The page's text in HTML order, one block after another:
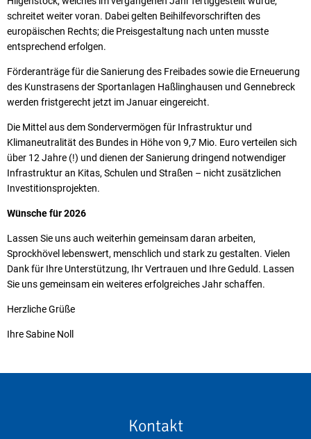
schreitet weiter voran. Dabei gelten Beihilfevorschriften des
europäischen Rechts; die Preisgestaltung nach unten musste
entsprechend erfolgen.
Förderanträge für die Sanierung des Freibades sowie die Erneuerung
des Kunstrasens der Sportanlagen Haßlinghausen und Gennebreck
werden fristgerecht jetzt im Januar eingereicht.
Die Mittel aus dem Sondervermögen für Infrastruktur und
Klimaneutralität des Bundes in Höhe von 9,7 Mio. Euro verteilen sich
über 12 Jahre (!) und dienen der Sanierung dringend notwendiger
Infrastruktur an Kitas, Schulen und Straßen – nicht zusätzlichen
Investitionsprojekten.
Wünsche für 2026
Lassen Sie uns auch weiterhin gemeinsam daran arbeiten,
Sprockhövel lebenswert, menschlich und stark zu gestalten. Vielen
Dank für Ihre Unterstützung, Ihr Vertrauen und Ihre Geduld. Lassen
Sie uns gemeinsam ein weiteres erfolgreiches Jahr schaffen.
Herzliche Grüße
Ihre Sabine Noll
Kontakt